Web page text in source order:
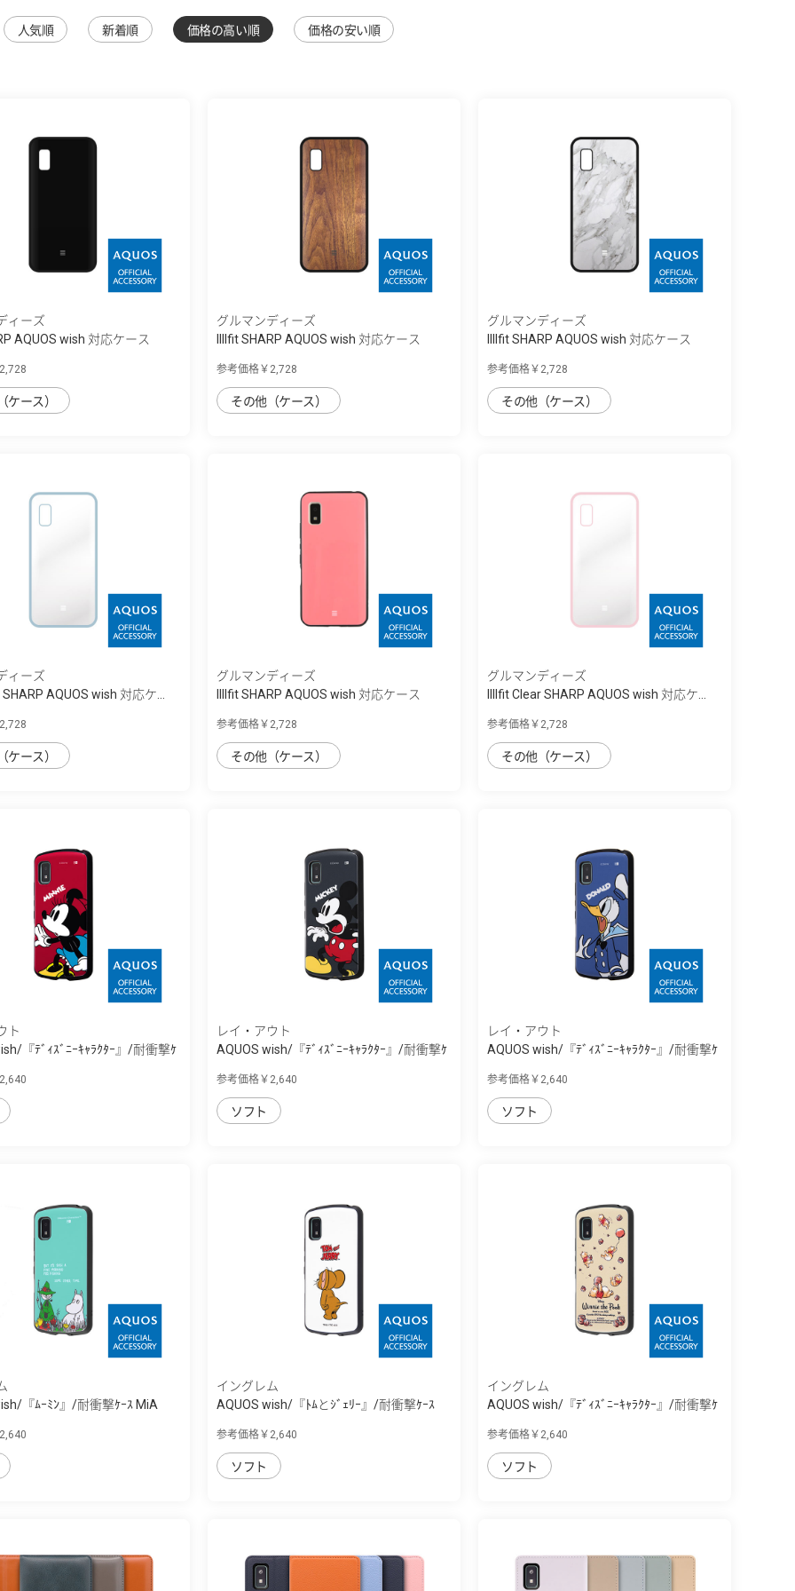
人気順 新着順 価格の高い順 価格の安い順
ィーズ
AQUOS wish 対応ケース
ケース）
グルマンディーズ
IIIIfit SHARP AQUOS wish 対応ケース
参考価格￥2,728
その他（ケース）
グルマンディーズ
IIIIfit SHARP AQUOS wish 対応ケース
参考価格￥2,728
その他（ケース）
ィーズ
AQUOS wish 対応ケ...
ケース）
グルマンディーズ
IIIIfit SHARP AQUOS wish 対応ケース
参考価格￥2,728
その他（ケース）
グルマンディーズ
IIIIfit Clear SHARP AQUOS wish 対応ケ...
参考価格￥2,728
その他（ケース）
ト
『ﾃﾞｨｽﾞﾆｰｷｬﾗｸﾀｰ』/耐衝撃ｹ
レイ・アウト
AQUOS wish/『ﾃﾞｨｽﾞﾆｰｷｬﾗｸﾀｰ』/耐衝撃ｹ
参考価格￥2,640
ソフト
レイ・アウト
AQUOS wish/『ﾃﾞｨｽﾞﾆｰｷｬﾗｸﾀｰ』/耐衝撃ｹ
参考価格￥2,640
ソフト
『ﾑｰﾐﾝ』/耐衝撃ｹｰｽ MiA
イングレム
AQUOS wish/『ﾄﾑとｼﾞｪﾘｰ』/耐衝撃ｹｰｽ
参考価格￥2,640
ソフト
イングレム
AQUOS wish/『ﾃﾞｨｽﾞﾆｰｷｬﾗｸﾀｰ』/耐衝撃ｹ
参考価格￥2,640
ソフト